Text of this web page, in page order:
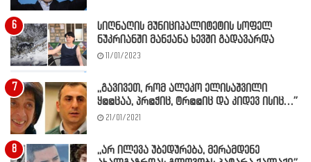
სიღნაღის მუნიციპალიტეტის სოფელ
ნუკრიანში მანქანა ხევში გადავარდა
11/01/2023
,,გავივეთ, რომ ალეკო ელისაშვილი
ყ@@ცაა, პრ@ჭიც, ტრ@@იც და კიდევ ისიც…”
21/01/2021
,,არ ილევა უბედურება, მერამდენე